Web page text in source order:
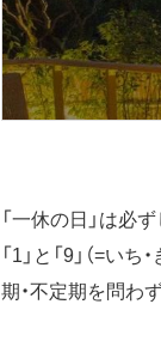
「一休の日」は必
「1」と「9」（=い
期・不定期を問わ